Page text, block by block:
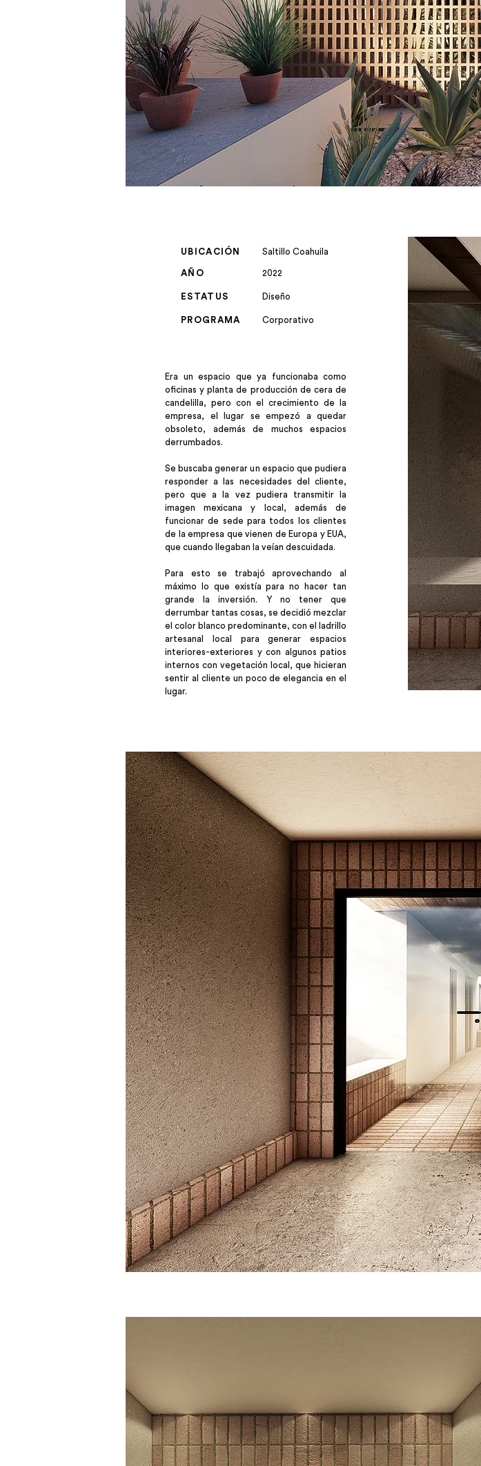
Saltillo Coahuila
UBICACIÓN
AÑO 2022
ESTATUS
PROGRAMA
Diseño
Corporativo
Era un espacio que ya funcionaba como
oficinas y planta de producción de cera de
candelilla, pero con el crecimiento de la
empresa, el lugar se empezó a quedar
obsoleto, además de muchos espacios
derrumbados.
Se buscaba generar un espacio que pudiera
responder a las necesidades del cliente,
pero que a la vez pudiera transmitir la
imagen mexicana y local, además de
funcionar de sede para todos los clientes
de la empresa que vienen de Europa y EUA,
que cuando llegaban la veían descuidada.
Para esto se trabajó aprovechando al
máximo lo que existía para no hacer tan
grande la inversión. Y no tener que
derrumbar tantas cosas, se decidió mezclar
el color blanco predominante, con el ladrillo
artesanal local para generar espacios
interiores-exteriores y con algunos patios
internos con vegetación local, que hicieran
sentir al cliente un poco de elegancia en el
lugar.